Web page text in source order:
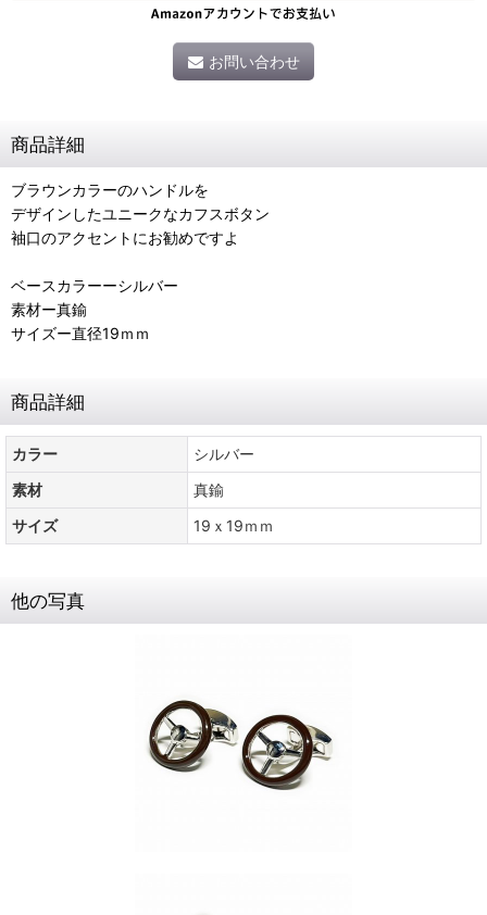
お問い合わせ
商品詳細
ブラウンカラーのハンドルを
デザインしたユニークなカフスボタン
袖口のアクセントにお勧めですよ
ベースカラーーシルバー
素材ー真鍮
サイズー直径19ｍｍ
商品詳細
カラー
シルバー
素材
真鍮
サイズ
19ｘ19ｍｍ
他の写真